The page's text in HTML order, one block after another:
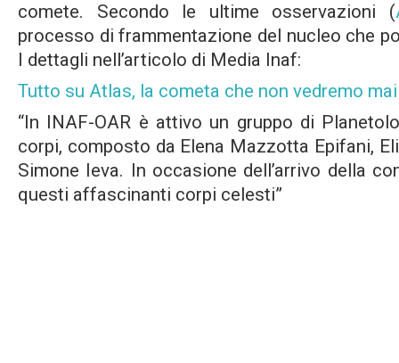
comete. Secondo le ultime osservazioni (
processo di frammentazione del nucleo che
I dettagli nell’articolo di Media Inaf:
Tutto su Atlas, la cometa che non vedremo mai
“In INAF-OAR è attivo un gruppo di
corpi, composto da Elena Mazzotta Epifani,
Simone Ieva. In occasione dell’arrivo della
questi affascinanti corpi celesti”